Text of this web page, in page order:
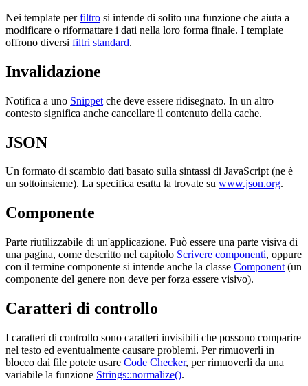
Nei template perfiltro si intende di solito una funzione che aiuta a
modificare o riformattare i dati nella loro forma finale. I template
offrono diversi filtri standard.
Invalidazione
Notifica a uno Snippet che deve essere ridisegnato. In un altro
contesto significa anche cancellare il contenuto della cache.
JSON
Un formato di scambio dati basato sulla sintassi di JavaScript (ne è
un sottoinsieme). La specifica esatta la trovate su www.json.org.
Componente
Parte riutilizzabile di un'applicazione. Può essere una parte visiva di
una pagina, come descritto nel capitolo Scrivere componenti, oppure
con il termine componente si intende anche la classe Component (un
componente del genere non deve per forza essere visivo).
Caratteri di controllo
I caratteri di controllo sono caratteri invisibili che possono comparire
nel testo ed eventualmente causare problemi. Per rimuoverli in
blocco dai file potete usare Code Checker, per rimuoverli da una
variabile la funzione Strings::normalize().